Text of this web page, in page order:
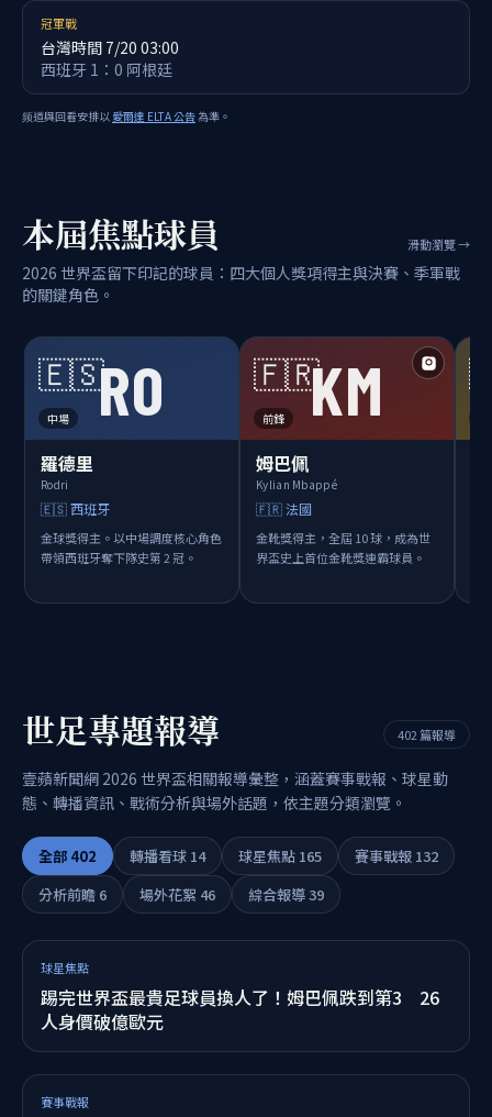
冠軍戰
台灣時間 7/20 03:00
西班牙 1：0 阿根廷
频道與回看安排以 愛爾達 ELTA 公告為準。
本屆焦點球員 滑動瀏覽 →
2026 世界盃留下印記的球員：四大個人獎項得主與決賽、季軍戰
的關鍵角色。
🇪🇸RO
中場
羅德里
Rodri
🇪🇸 西班牙
金球獎得主。以中場調度核心角色
帶領西班牙奪下隊史第 2 冠。
🇫🇷KM
前鋒
姆巴佩
Kylian Mbappé
🇫🇷 法國
金靴獎得主，全屆 10 球，成為世
界盃史上首位金靴獎連霸球員。
世足專題報導 402 篇報導
壹蘋新聞網 2026 世界盃相關報導彙整，涵蓋賽事戰報、球星動
態、轉播資訊、戰術分析與場外話題，依主題分類瀏覽。
全部 402 轉播看球 14 球星焦點 165
賽事戰報 132
分析前瞻 6
場外花絮 46 綜合報導 39
球星焦點
踢完世界盃最貴足球員換人了！姆巴佩跌到第3 26
人身價破億歐元
賽事戰報